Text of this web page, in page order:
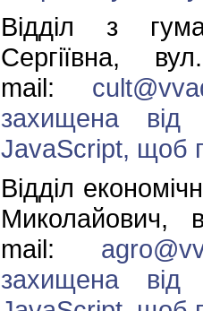
Відділ з
Сергіївна,
mail:
захищена від
JavaScript, щоб
Відділ
mail:
захищена від